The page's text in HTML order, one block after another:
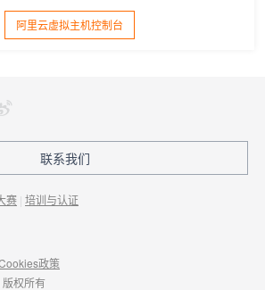
阿里云虚拟主机控制台